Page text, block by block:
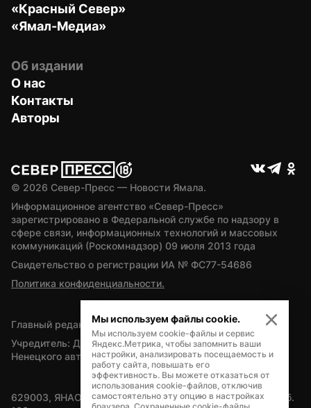
«Красный Север»
«Ямал-Медиа»
Об издании
О нас
Контакты
Авторы
© 2026 Север-Пресс — Новости Ямала.
Информационное агентство «Север-Пресс»
зарегистрировано в Федеральной службе по надзору в
сфере связи, информационных технологий и массовых
коммуникаций (Роскомнадзор) 09 июля 2013 года
Свидетельство о регистрации ИА № ФС77-54686
Политика конфиденциальности.
Главный редактор — А.Л. Поздеев
Учредитель: Департамент внутренней политики Ямало-
Ненецкого автономного округа
629003, ЯНАО, Салехард, мкр. Богдана Кнунянца, д.1, каб.
Мы используем файлы cookie.
Мы используем cookie-файлы и сервис
Яндекс.Метрика, чтобы запомнить ваши
настройки, анализировать посещаемость и
работу сайта, повышать его
эффективность. Вы можете отказаться от
использования cookie-файлов, отключив
самостоятельно эту опцию в настройках